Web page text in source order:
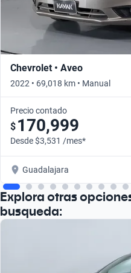
Chevrolet • Aveo
2022 • 69,018 km • Manual
Precio contado
$ 170,999
Desde $3,531 /mes*
Guadalajara
Explora otras
busqueda: